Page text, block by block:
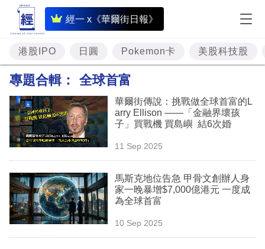
經一 x《華爾街日報》
即
時
財
經
題
投
資
樓
市
理
港股IPO 日圓 Pokemon卡 美股科技股
專題合輯： 全球首富
華爾街傳說：挑戰做全球首富的L
arry Ellison ——「金融界壞孩
子」買戰機 買島嶼 結6次婚
11 Sep 2025
馬斯克地位告急 甲骨文創辦人身
家一晚暴增$7,000億港元 一度成
為全球首富
10 Sep 2025